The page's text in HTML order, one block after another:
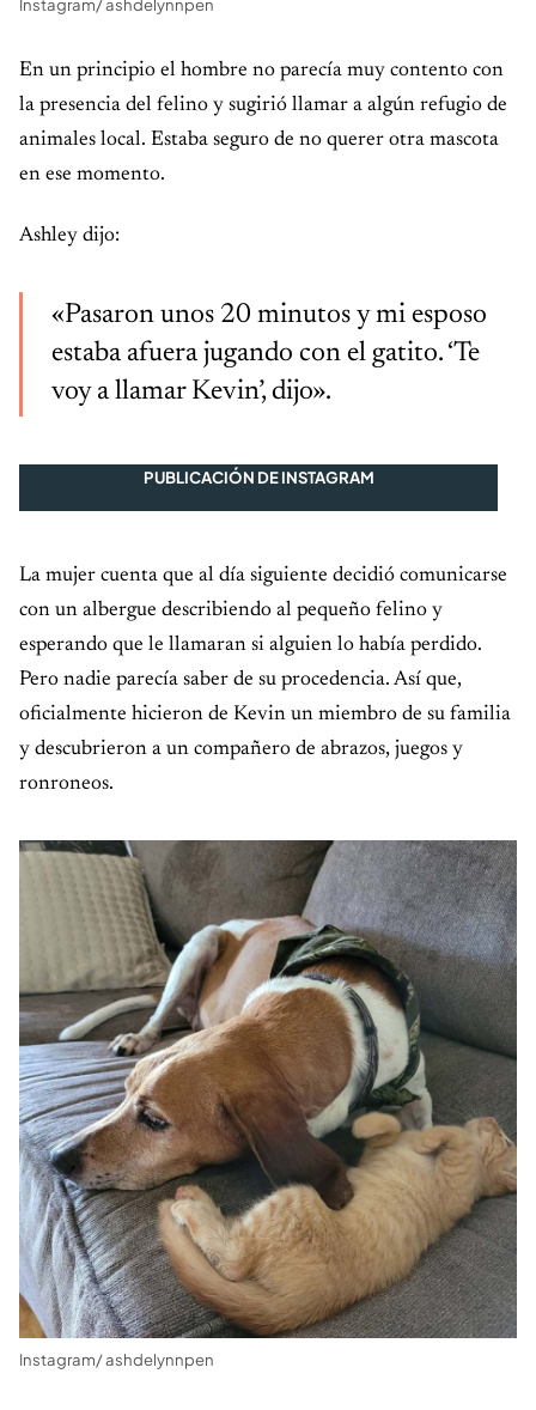
En un principio el hombre no parecía muy contento con
la presencia del felino y sugirió llamar a algún refugio de
animales local. Estaba seguro de no querer otra mascota
en ese momento.
Ashley dijo:
«Pasaron unos 20 minutos y mi esposo
estaba afuera jugando con el gatito. ‘Te
voy a llamar Kevin’, dijo».
PUBLICACIÓN DE INSTAGRAM
La mujer cuenta que al día siguiente decidió comunicarse
con un albergue describiendo al pequeño felino y
esperando que le llamaran si alguien lo había perdido.
Pero nadie parecía saber de su procedencia. Así que,
oficialmente hicieron de Kevin un miembro de su familia
y descubrieron a un compañero de abrazos, juegos y
ronroneos.
Instagram/ ashdelynnpen